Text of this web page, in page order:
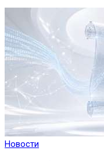
Новости